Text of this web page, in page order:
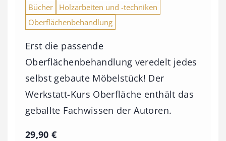
Bücher
Holzarbeiten und -techniken
Oberflächenbehandlung
Erst die passende
Oberflächenbehandlung veredelt jedes
selbst gebaute Möbelstück! Der
Werkstatt-Kurs Oberfläche enthält das
geballte Fachwissen der Autoren.
29,90€